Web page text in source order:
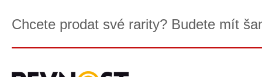
Chcete prodat své rarity? Budete mít